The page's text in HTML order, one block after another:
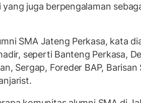
yang juga berpengalaman
SMA Jateng Perkasa, kata
seperti Banteng Perkasa,
Sergap, Foreder BAP,